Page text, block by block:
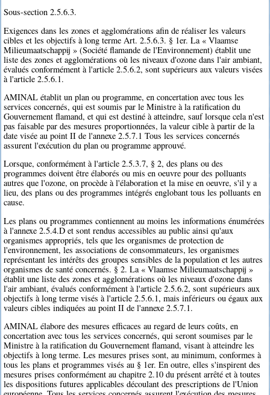
Sous-section 2.5.6.3.
Exigences dans les zones et agglomérations afin de réaliser les valeurs
cibles et les objectifs à long terme Art. 2.5.6.3. § 1er. La « Vlaamse
Milieumaatschappij » (Société flamande de l'Environnement) établit une
liste des zones et agglomérations où les niveaux d'ozone dans l'air ambiant,
évalués conformément à l'article 2.5.6.2, sont supérieurs aux valeurs visées
à l'article 2.5.6.1.
AMINAL établit un plan ou programme, en concertation avec tous les
services concernés, qui est soumis par le Ministre à la ratification du
Gouvernement flamand, et qui est destiné à atteindre, sauf lorsque cela n'est
pas faisable par des mesures proportionnées, la valeur cible à partir de la
date visée au point II de l'annexe 2.5.7.1 Tous les services concernés
assurent l'exécution du plan ou programme approuvé.
Lorsque, conformément à l'article 2.5.3.7, § 2, des plans ou des
programmes doivent être élaborés ou mis en oeuvre pour des polluants
autres que l'ozone, on procède à l'élaboration et la mise en oeuvre, s'il y a
lieu, des plans ou des programmes intégrés englobant tous les polluants en
cause.
Les plans ou programmes contiennent au moins les informations énumérées
à l'annexe 2.5.4.D et sont rendus accessibles au public ainsi qu'aux
organismes appropriés, tels que les organismes de protection de
l'environnement, les associations de consommateurs, les organismes
représentant les intérêts des groupes sensibles de la population et les autres
organismes de santé concernés. § 2. La « Vlaamse Milieumaatschappij »
établit une liste des zones et agglomérations où les niveaux d'ozone dans
l'air ambiant, évalués conformément à l'article 2.5.6.2, sont supérieurs aux
objectifs à long terme visés à l'article 2.5.6.1, mais inférieurs ou égaux aux
valeurs cibles indiquées au point II de l'annexe 2.5.7.1.
AMINAL élabore des mesures efficaces au regard de leurs coûts, en
concertation avec tous les services concernés, qui seront soumises par le
Ministre à la ratification du Gouvernement flamand, visant à atteindre les
objectifs à long terme. Les mesures prises sont, au minimum, conformes à
tous les plans et programmes visés au § 1er. En outre, elles s'inspirent des
mesures prises conformément au chapitre 2.10 du présent arrêté et à toutes
les dispositions futures applicables découlant des prescriptions de l'Union